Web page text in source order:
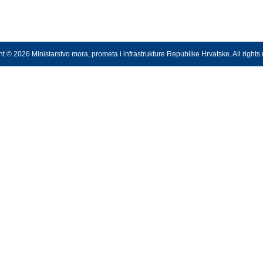
© 2026 Ministarstvo mora, prometa i infrastrukture Republike Hrvatske. All rights